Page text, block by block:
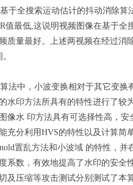
于全搜索运动估计的抖动消除算
值最低,这说明视频图像在基于全
质量最好。上述两视频在经过消
法中，小波变换相对于其它变换
水印方法所具有的特性进行了较
像水 印方法具有可选择性高，安
充分利用HVS的特性以及计算简
置乱方法和小波域 的特性，并
系数，有效地提高了水印的安全
及压缩等攻击测试分别测试了本